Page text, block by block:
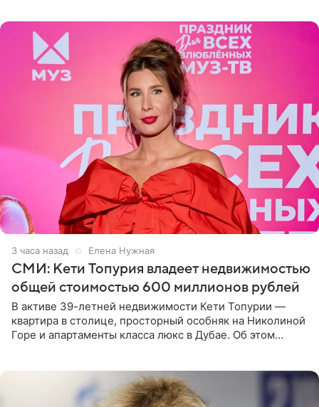
3 часа назад Елена Нужная
СМИ: Кети Топурия владеет недвижимостью
общей стоимостью 600 миллионов рублей
В активе 39-летней недвижимости Кети Топурии —
квартира в столице, просторный особняк на Николиной
Горе и апартаменты класса люкс в Дубае. Об этом